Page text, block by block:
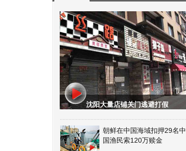
沈阳大量店铺关门逃避打假
朝鲜在中国海域扣押29名中
国渔民索120万赎金